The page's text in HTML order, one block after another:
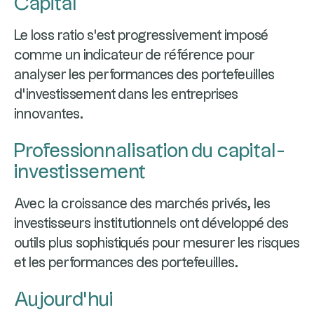
Capital
Le loss ratio s'est progressivement imposé
comme un indicateur de référence pour
analyser les performances des portefeuilles
d'investissement dans les entreprises
innovantes.
Professionnalisation du capital-
investissement
Avec la croissance des marchés privés, les
investisseurs institutionnels ont développé des
outils plus sophistiqués pour mesurer les risques
et les performances des portefeuilles.
Aujourd'hui